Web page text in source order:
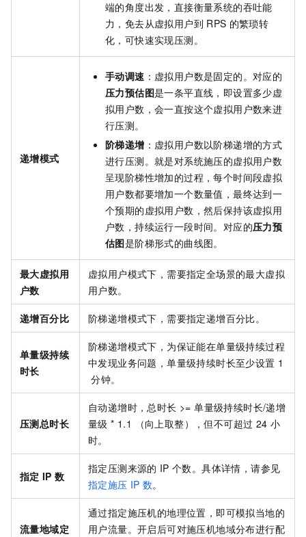
端的角度出发，直接衡量系统的吞吐能
力，免去从虚拟用户到 RPS 的繁琐转
化，可快速实现压测。
递增模式
手动调速 ：虚拟用户数是固定的。对应的
压力预估图是一条平直线，即设置多少虚
拟用户数，会一直按这个虚拟用户数来进
行压测。
阶梯递增 ：虚拟用户数以阶梯递增的方式
进行压测。就是对系统施压的虚拟用户数
呈现阶梯性增加的过程，每个时间段虚拟
用户数都要增加一个数量值，最终达到一
个预期的虚拟用户数，然后保持该虚拟用
户数，持续运行一段时间。对应的压力预
估图是阶梯形式的曲线图。
最大虚拟用
户数
虚拟用户模式下，需要指定全场景的最大虚拟
用户数。
递增百分比 阶梯递增模式下，需要指定递增百分比。
单量级持续
时长
阶梯递增模式下，为保证能在单量级持续过程
中发现业务问题，单量级持续时长至少设置 1
分钟。
压测总时长
自动递增时，总时长 >= 单量级持续时长/递增
量级 * 1.1 （向上取整），但不可超过 24 小
时。
指定 IP 数
指定压测来源的 IP 个数。具体详情，请参见
指定施压 IP 数。
流量地域定
通过指定施压机的地理位置，即可模拟当地的
用户流量。开启后可对施压机地域分布进行配